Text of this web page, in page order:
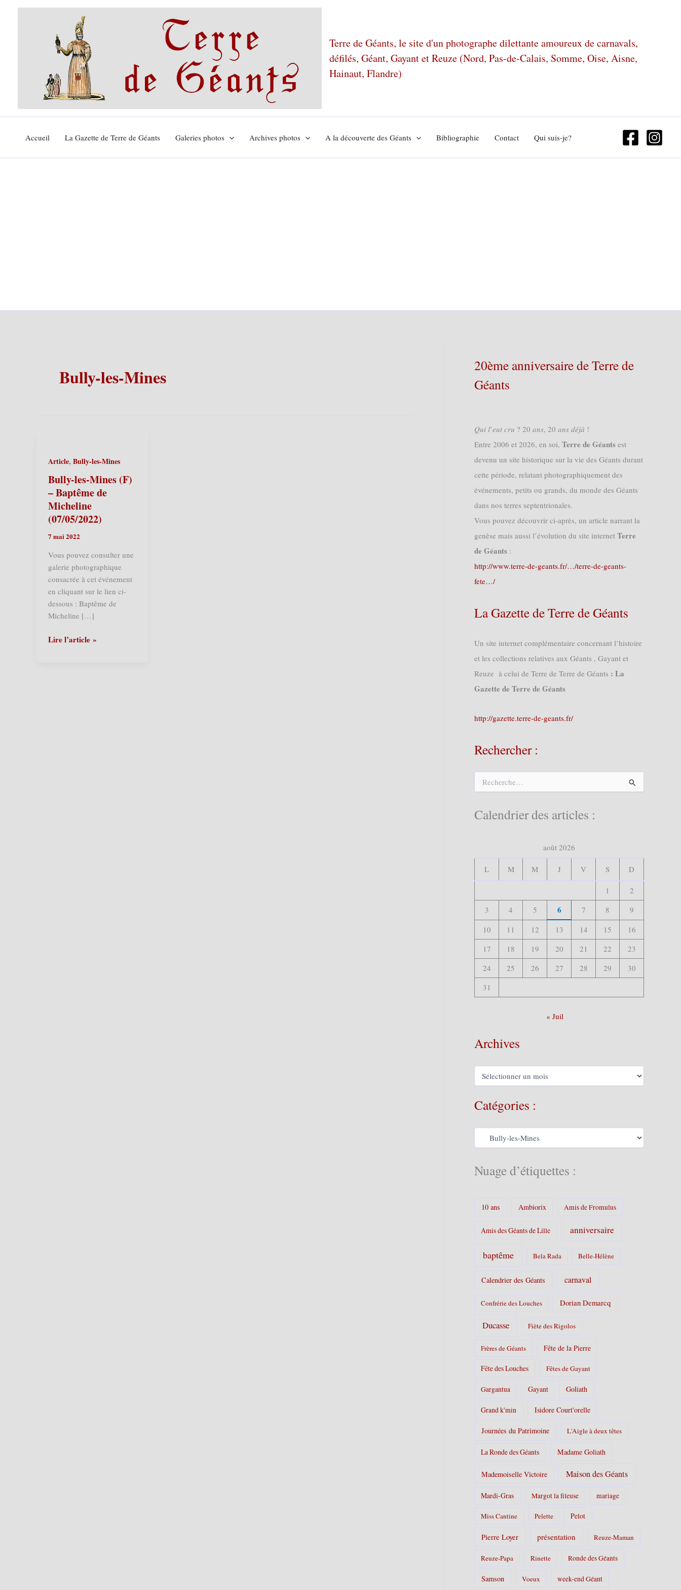
Terre de Géants, le site d'un photographe dilettante amoureux de carnavals,
défilés, Géant, Gayant et Reuze (Nord, Pas-de-Calais, Somme, Oise, Aisne,
Hainaut, Flandre)
Accueil La Gazette de Terre de Géants Galeries photos Archives photos A la découverte des Géants Bibliographie Contact Qui suis-je?
Bully-les-Mines
Article,Bully-les-Mines
Bully-les-Mines (F)
– Baptême de
Micheline
(07/05/2022)
7 mai 2022
Vous pouvez consulter une
galerie photographique
consacrée à cet événement
en cliquant sur le lien ci-
dessous : Baptême de
Micheline […]
Bully-
Lire l’article »
20ème anniversaire de Terre de
Géants
𝑄𝑢𝑖 𝑙’𝑒𝑢𝑡 𝑐𝑟𝑢 ? 20 𝑎𝑛𝑠, 20 𝑎𝑛𝑠 𝑑𝑒́𝑗𝑎̀ !
Entre 2006 et 2026, en soi, Terre de Géants est
devenu un site historique sur la vie des Géants durant
cette période, relatant photographiquement des
événements, petits ou grands, du monde des Géants
dans nos terres septentrionales.
Vous pouvez découvrir ci-après, un article narrant la
genèse mais aussi l’évolution du site internet Terre
de Géants :
http://www.terre-de-geants.fr/…/terre-de-geants-
fete…/
La Gazette de Terre de Géants
Un site internet complémentaire concernant l’histoire
et les collections relatives aux Géants , Gayant et
Reuze à celui de Terre de Terre de Géants : La
Gazette de Terre de Géants
http://gazette.terre-de-geants.fr/
Rechercher :
e
e
Calendrier des articles :
août 2026
L M M J V S D
1
2
3
4 5 6 7 8
9
10
11 12 13 14 15
16
17
18 19 20 21 22
23
24
25 26 27 28 29
30
31
« Juil
Archives
A
h
i
e
Catégories :
C
g
Nuage d’étiquettes :
10 ans Ambiorix Amis de Fromulus
Amis des Géants de Lille anniversaire
baptême Bela Rada Belle-Hélène
Calendrier des Géants carnaval
Confrérie des Louches Dorian Demarcq
Ducasse Fiète des Rigolos
Frères de Géants Fête de la Pierre
Fête des Louches Fêtes de Gayant
Gargantua Gayant Goliath
Grand k'min Isidore Court'orelle
Journées du Patrimoine L'Aigle à deux têtes
La Ronde des Géants Madame Goliath
Mademoiselle Victoire Maison des Géants
Mardi-Gras Margot la fileuse mariage
Miss Cantine Pelette Pelot
Pierre Loyer présentation Reuze-Maman
Reuze-Papa Rinette Ronde des Géants
Samson Voeux week-end Géant